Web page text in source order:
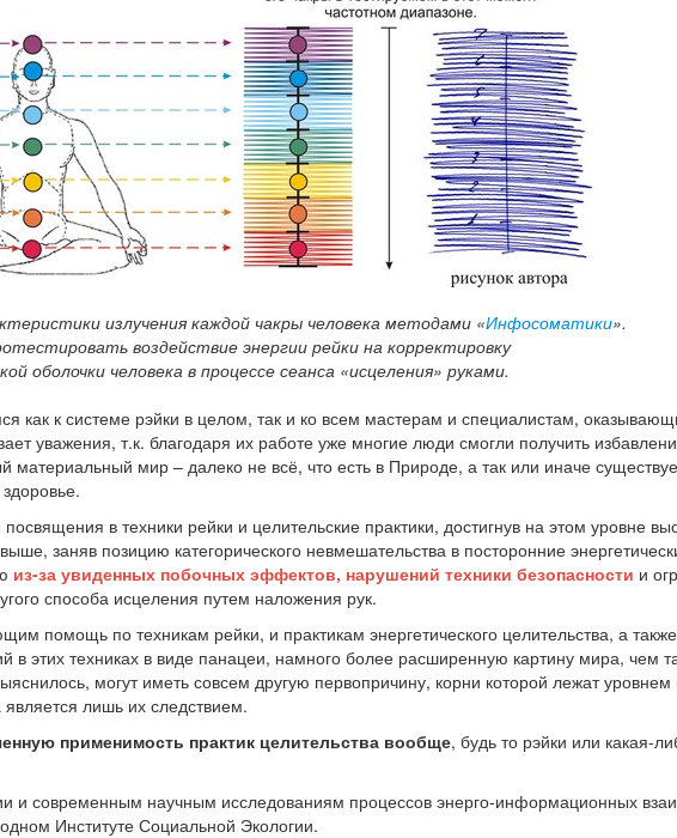
излучения каждой чакры человека методами «Инфосоматики».
воздействие энергии рейки на корректировку
оболочки человека в процессе сеанса «исцеления» руками.
как к системе рэйки в целом, так и ко всем мастерам и специалистам,
уважения, т.к. благодаря их работе уже многие люди смогли получить
материальный мир – далеко не всё, что есть в Природе, а так или иначе
в техники рейки и целительские практики, достигнув на этом уровне
заняв позицию категорического невмешательства в посторонние
из-за увиденных побочных эффектов, нарушений техники безопасности и
способа исцеления путем наложения рук.
помощь по техникам рейки, и практикам энергетического целительства, а
в этих техниках в виде панацеи, намного более расширенную картину мира, чем
могут иметь совсем другую первопричину, корни которой лежат
лишь их следствием.
применимость практик целительства вообще, будь то рэйки или какая-
и современным научным исследованиям процессов энерго-информационных
Институте Социальной Экологии.